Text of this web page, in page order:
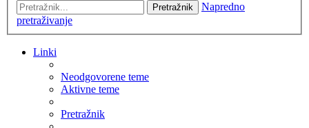
Pretražnik
Napredno
pretraživanje
Linki
Neodgovorene teme
Aktivne teme
Pretražnik